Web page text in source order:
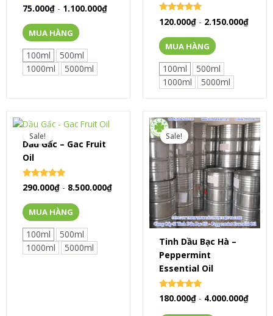
Rated
0
75.000₫ - 1.100.000₫
MUA HÀNG
100ml
500ml
1000ml
5000ml
Rated
0
120.000₫ - 2.150.000₫
MUA HÀNG
100ml
500ml
1000ml
5000ml
Sale!
Dầu Gấc – Gac Fruit
Oil
Rated
0
290.000₫ - 8.500.000₫
MUA HÀNG
100ml
500ml
1000ml
5000ml
Sale!
Tinh Dầu Bạc Hà –
Peppermint
Essential Oil
Rated
5.00
180.000₫ - 4.000.000₫